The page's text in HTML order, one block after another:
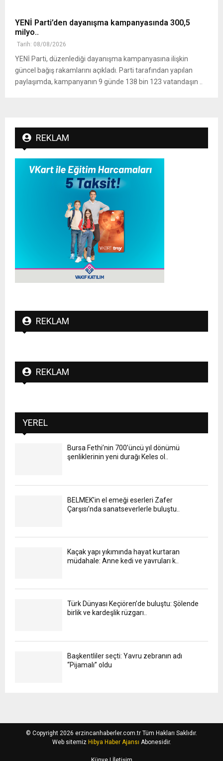
YENİ Parti’den dayanışma kampanyasında 300,5
milyo..
Tarih: 08/08/2026
YENİ Parti, düzenlediği dayanışma kampanyasına ilişkin
güncel bağış rakamlarını açıkladı. Parti tarafından yapılan
paylaşımda, kampanyanın 9 günde 138 bin 123 vatandaşın ..
REKLAM
REKLAM
REKLAM
YEREL
Bursa Fethi’nin 700’üncü yıl dönümü
şenliklerinin yeni durağı Keles ol..
BELMEK’in el emeği eserleri Zafer
Çarşısı’nda sanatseverlerle buluştu..
Kaçak yapı yıkımında hayat kurtaran
müdahale: Anne kedi ve yavruları k..
Türk Dünyası Keçiören’de buluştu: Şölende
birlik ve kardeşlik rüzgarı..
Başkentliler seçti: Yavru zebranın adı
“Pijamalı” oldu
© Copyright 2026 erzincanhaberler.com.tr Tüm Hakları Saklıdır.
Web sitemiz Hibya Haber Ajansı Abonesidir.